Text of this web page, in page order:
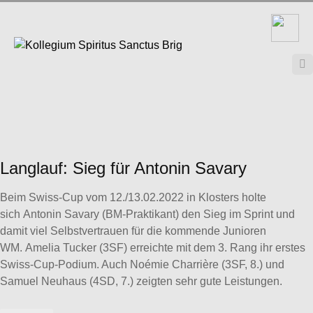

Langlauf: Sieg für Antonin Savary
Beim Swiss-Cup vom 12./13.02.2022 in Klosters holte
sich Antonin Savary (BM-Praktikant) den Sieg im Sprint und
damit viel Selbstvertrauen für die kommende Junioren
WM. Amelia Tucker (3SF) erreichte mit dem 3. Rang ihr erstes
Swiss-Cup-Podium. Auch Noémie Charrière (3SF, 8.) und
Samuel Neuhaus (4SD, 7.) zeigten sehr gute Leistungen.